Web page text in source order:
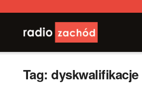
Tag:dyskwalifikacje